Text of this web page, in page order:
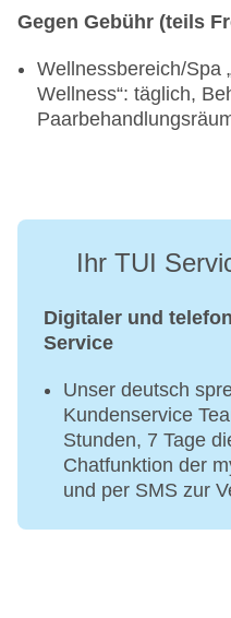
Gegen Gebühr (teils
Wellnessbereich/Spa
Wellness“: täglich,
Ihr TUI
Digitaler und
Service
Unser deutsch
Kundenservice
Stunden, 7 Tage
Chatfunktion der
und per SMS zur